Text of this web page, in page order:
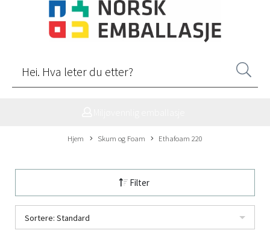
Hjem Skum og Foam Ethafoam 220
Filter
Sortere: Standard